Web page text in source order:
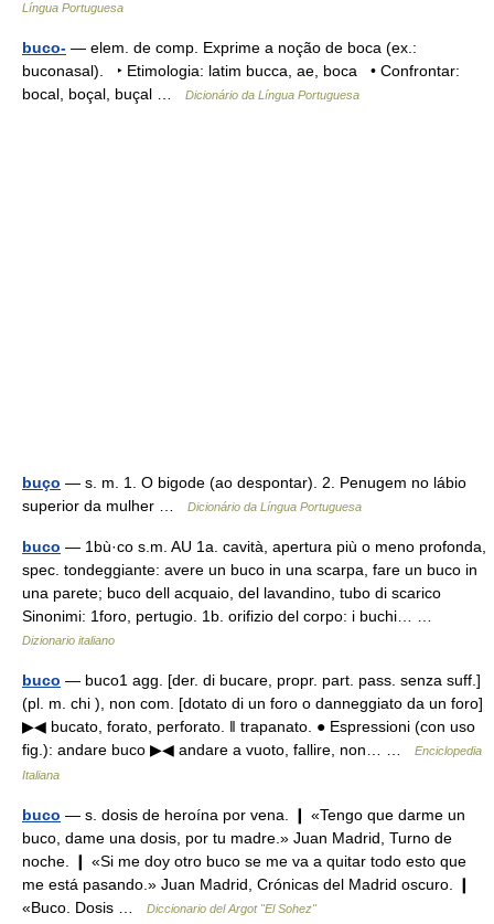
Língua Portuguesa
buco- — elem. de comp. Exprime a noção de boca (ex.:
buconasal). ‣ Etimologia: latim bucca, ae, boca • Confrontar:
bocal, boçal, buçal …
Dicionário da Língua Portuguesa
buço — s. m. 1. O bigode (ao despontar). 2. Penugem no lábio
superior da mulher …
Dicionário da Língua Portuguesa
buco — 1bù·co s.m. AU 1a. cavità, apertura più o meno profonda,
spec. tondeggiante: avere un buco in una scarpa, fare un buco in
una parete; buco dell acquaio, del lavandino, tubo di scarico
Sinonimi: 1foro, pertugio. 1b. orifizio del corpo: i buchi… …
Dizionario italiano
buco — buco1 agg. [der. di bucare, propr. part. pass. senza suff.]
(pl. m. chi ), non com. [dotato di un foro o danneggiato da un foro]
▶◀ bucato, forato, perforato. ‖ trapanato. ● Espressioni (con uso
fig.): andare buco ▶◀ andare a vuoto, fallire, non… …
Enciclopedia
Italiana
buco — s. dosis de heroína por vena. ❙ «Tengo que darme un
buco, dame una dosis, por tu madre.» Juan Madrid, Turno de
noche. ❙ «Si me doy otro buco se me va a quitar todo esto que
me está pasando.» Juan Madrid, Crónicas del Madrid oscuro. ❙
«Buco. Dosis …
Diccionario del Argot "El Sohez"